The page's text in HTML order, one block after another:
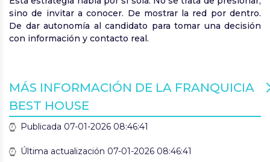
sino de invitar a conocer. De mostrar la red por dentro.
De dar autonomía al candidato para tomar una decisión
con información y contacto real.
MÁS INFORMACIÓN DE LA FRANQUICIA
BEST HOUSE
Publicada 07-01-2026 08:46:41
Última actualización 07-01-2026 08:46:41